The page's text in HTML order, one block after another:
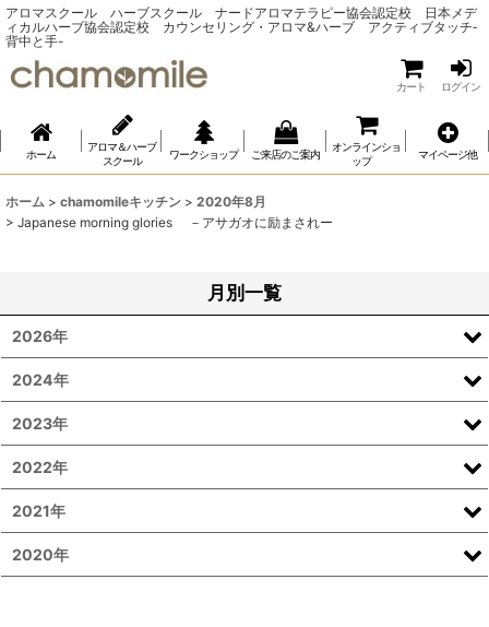
アロマスクール ハーブスクール ナードアロマテラピー協会認定校 日本メデ
ィカルハーブ協会認定校 カウンセリング・アロマ&ハーブ アクティブタッチ‐
背中と手-
カート ログイン
ホーム
アロマ＆ハーブ
スクール
ワークショップ ご来店のご案内
オンラインショ
ップ
マイページ他
ホーム > chamomileキッチン > 2020年8月
> Japanese morning glories －アサガオに励まされー
月別一覧
2026年
2024年
2023年
2022年
2021年
2020年